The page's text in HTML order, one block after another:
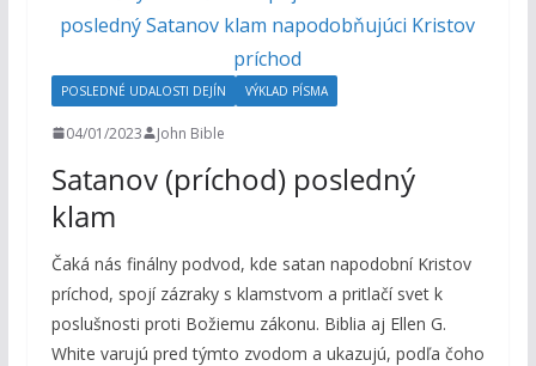
POSLEDNÉ UDALOSTI DEJÍN VÝKLAD PÍSMA
04/01/2023 John Bible
Satanov (príchod) posledný
klam
Čaká nás finálny podvod, kde satan napodobní Kristov
príchod, spojí zázraky s klamstvom a pritlačí svet k
poslušnosti proti Božiemu zákonu. Biblia aj Ellen G.
White varujú pred týmto zvodom a ukazujú, podľa čoho